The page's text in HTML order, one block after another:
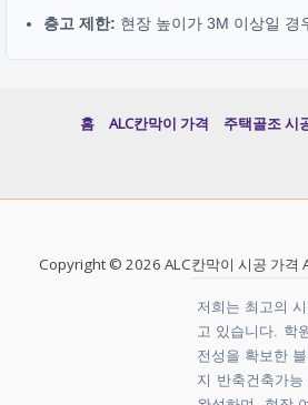
층고 제한: 현장 높이가 3M 이상일 경
홈 ALC칸막이 가격 주택골조 시
Copyright © 2026 ALC칸막이 시공 가격
저희는 최고의
고 있습니다. 학
전성을 확보한
지 반축건축가